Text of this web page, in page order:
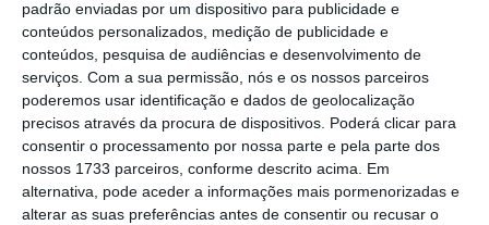
padrão enviadas por um dispositivo para publicidade e
conteúdos personalizados, medição de publicidade e
conteúdos, pesquisa de audiências e desenvolvimento de
serviços. Com a sua permissão, nós e os nossos parceiros
poderemos usar identificação e dados de geolocalização
precisos através da procura de dispositivos. Poderá clicar para
consentir o processamento por nossa parte e pela parte dos
nossos 1733 parceiros, conforme descrito acima. Em
alternativa, pode aceder a informações mais pormenorizadas e
alterar as suas preferências antes de consentir ou recusar o
Carlos Tavares é um homem do sistema, foi o
presidente da CMVM que autorizou o aumento de
capital do BES nas vésperas da sua derrocada,
apesar de informado da situação do banco pelo
seu auditor (KPMG). Autorizou a emissão das UP’s
da CEMG, uma fraude que lesou os mutualistas e
clientes do banco denunciada pelos media e o